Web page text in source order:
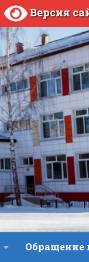
Версия
Обращение